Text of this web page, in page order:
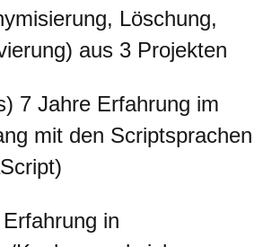
Löschung,
aus 3 Projekten
7 Jahre Erfahrung im
mit den Scriptsprachen
in